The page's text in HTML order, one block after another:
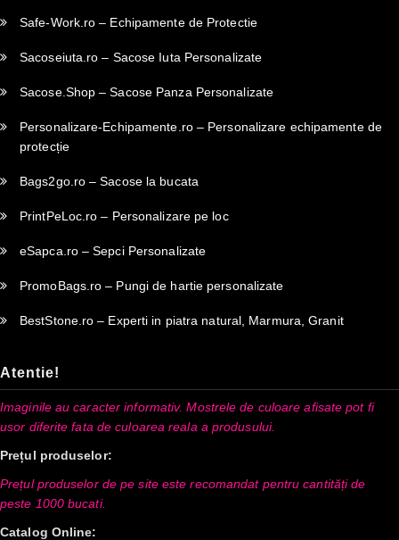
Safe-Work.ro – Echipamente de Protectie
Sacoseiuta.ro – Sacose Iuta Personalizate
Sacose.Shop – Sacose Panza Personalizate
Personalizare-Echipamente.ro – Personalizare echipamente de
protecție
Bags2go.ro – Sacose la bucata
PrintPeLoc.ro – Personalizare pe loc
eSapca.ro – Sepci Personalizate
PromoBags.ro – Pungi de hartie personalizate
BestStone.ro – Experti in piatra natural, Marmura, Granit
Atentie!
Imaginile au caracter informativ. Mostrele de culoare afisate pot fi
usor diferite fata de culoarea reala a produsului.
Prețul produselor:
Prețul produselor de pe site este recomandat pentru cantități de
peste 1000 bucati.
Catalog Online: